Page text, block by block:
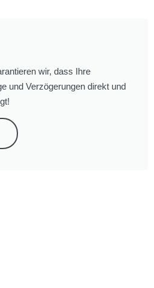
wir, dass Ihre
und Verzögerungen direkt und